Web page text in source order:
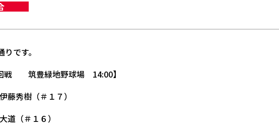
です。
戦 筑豊緑地野球場 14:00】
秀樹（＃１７）
（＃１６）